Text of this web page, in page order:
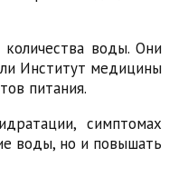
воды. Они
Институт медицины
питания.
симптомах
воды, но и повышать